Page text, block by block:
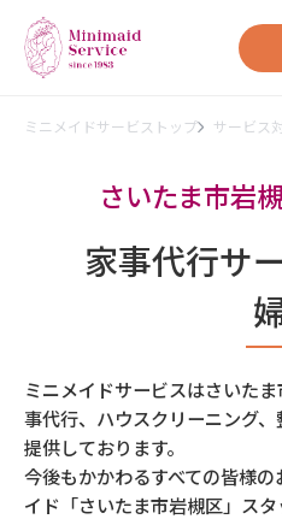
ミニメイドサービストップ サービス
さいたま市岩
家事代行サ
ミニメイドサービスはさいた
事代行、ハウスクリーニング
提供しております。
今後もかかわるすべての皆様
イド「さいたま市岩槻区」ス